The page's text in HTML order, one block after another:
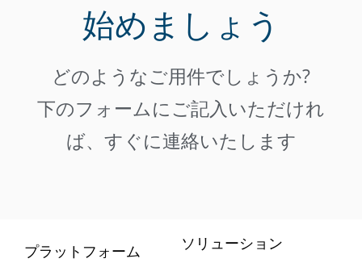
始めましょう
どのようなご用件でしょうか?
下のフォームにご記入いただけれ
ば、すぐに連絡いたします
プラットフォーム ソリューション